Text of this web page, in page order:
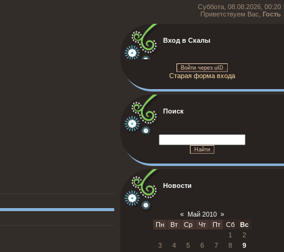
Суббота, 08.08.2026, 00:20
Приветствуем Вас, Гость
Вход в Скалы
Войти через uID
Старая форма входа
Поиск
Новости
« Май 2010 »
Пн
Вт Ср Чт Пт Сб
Вс
1
2
3
4 5 6 7 8
9